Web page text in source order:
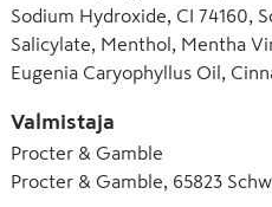
Sodium Hydroxide, CI 74160,
Salicylate, Menthol, Mentha
Eugenia Caryophyllus Oil,
Valmistaja
Procter & Gamble
Procter & Gamble, 65823